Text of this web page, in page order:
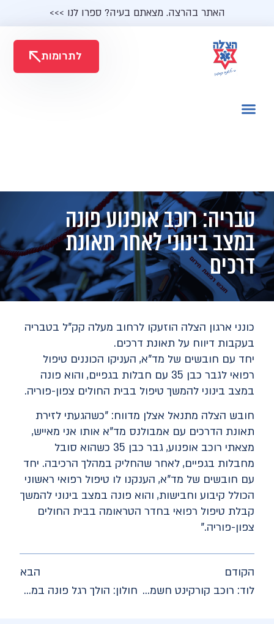
האתר בהרצה. מצאתם בעיה? ספרו לנו >>>
לתרומות
טבריה: רוכב אופנוע פונה
במצב בינוני לאחר תאונת
דרכים
כונני ארגון הצלה הוזעקו לרחוב מעלה קק"ל בטבריה
בעקבות דיווח על תאונת דרכים.
יחד עם חובשים של מד"א, העניקו הכוננים טיפול
רפואי לגבר כבן 35 עם חבלות בגפיים, והוא פונה
במצב בינוני להמשך טיפול בבית החולים צפון-פוריה.
חובש הצלה מתנאל אצלן מדווח: "כשהגעתי לזירת
תאונת הדרכים עם אמבולנס מד"א אותו אני מאייש,
מצאתי רוכב אופנוע, גבר כבן 35 כשהוא סובל
מחבלות בגפיים, לאחר שהחליק במהלך הרכיבה. יחד
עם חובשים של מד"א, הענקנו לו טיפול רפואי ראשוני
הכולל קיבוע וחבישות, והוא פונה במצב בינוני להמשך
קבלת טיפול רפואי בחדר הטראומה בבית החולים
צפון-פוריה."
הקודם
לוד: רוכב קורקינט חשמלי פונה במצב בינוני לאחר שהחליק במהלך הרכיבה
הבא
חולון: הולך רגל פונה במצב בינוני לאחר שנפגע מרכב